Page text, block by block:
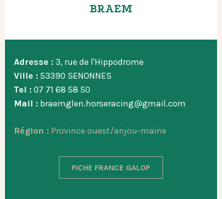
BRAEM
Adresse : 3, rue de l'Hippodrome
Ville : 53390 SENONNES
Tel : 07 71 68 58 50
Mail : braemglen.horseracing@gmail.com
Région : Province ouest/anjou-maine
FICHE FRANCE GALOP